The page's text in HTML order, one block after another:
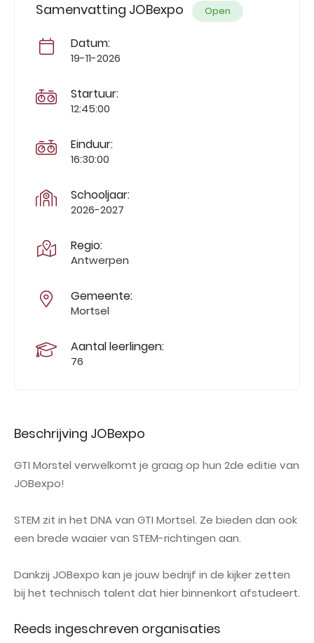
Samenvatting JOBexpo Open
Datum:
19-11-2026
Startuur:
12:45:00
Einduur:
16:30:00
Schooljaar:
2026-2027
Regio:
Antwerpen
Gemeente:
Mortsel
Aantal leerlingen:
76
Beschrijving JOBexpo
GTI Morstel verwelkomt je graag op hun 2de editie van
JOBexpo!
STEM zit in het DNA van GTI Mortsel. Ze bieden dan ook
een brede waaier van STEM-richtingen aan.
Dankzij JOBexpo kan je jouw bedrijf in de kijker zetten
bij het technisch talent dat hier binnenkort afstudeert.
Reeds ingeschreven organisaties